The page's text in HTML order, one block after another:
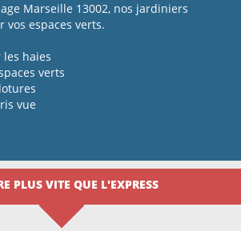
Marseille 13002, nos jardiniers
espaces verts.
haies
verts
vue
PLUS VITE QUE L'EXPRESS